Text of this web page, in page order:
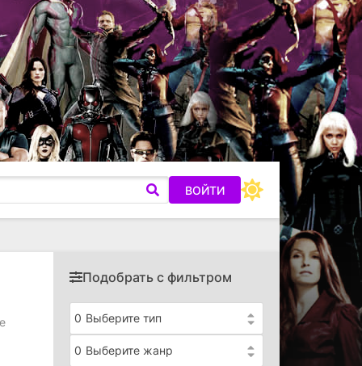
ВОЙТИ
Подобрать с фильтром
0 Выберите тип
0 Выберите жанр